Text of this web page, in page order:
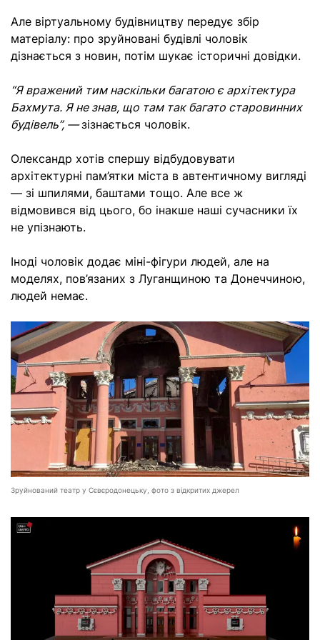
Але віртуальному будівництву передує збір
матеріалу: про зруйновані будівлі чоловік
дізнається з новин, потім шукає історичні довідки.
“Я вражений тим наскільки багатою є архітектура
Бахмута. Я не знав, що там так багато старовинних
будівель”, —зізнається чоловік.
Олександр хотів спершу відбудовувати
архітектурні пам’ятки міста в автентичному вигляді
— зі шпилями, баштами тощо. Але все ж
відмовився від цього, бо інакше наші сучасники їх
не упізнають.
Іноді чоловік додає міні-фігури людей, але на
моделях, пов’язаних з Луганщиною та Донеччиною,
людей немає.
Зруйнований театр у Сєвєродонецьку, фото з відкритих джерел